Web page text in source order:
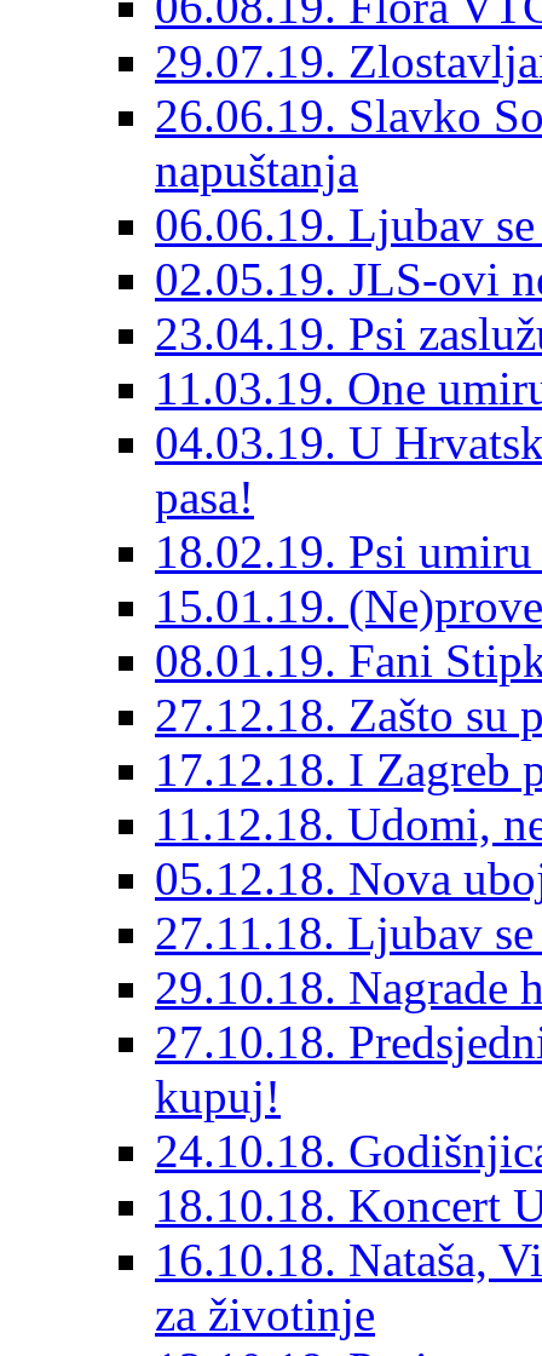
29.07.19.
26.06.19. Slavko
napuštanja
06.06.19. Ljubav
02.05.19. JLS-ovi
23.04.19. Psi
11.03.19. One
04.03.19. U
pasa!
18.02.19. Psi
15.01.19.
08.01.19. Fani
27.12.18. Zašto su
17.12.18. I Zagreb
11.12.18. Udomi,
05.12.18. Nova
27.11.18. Ljubav
29.10.18. Nagrade
27.10.18.
kupuj!
24.10.18.
18.10.18. Koncert
16.10.18. Nataša,
za životinje